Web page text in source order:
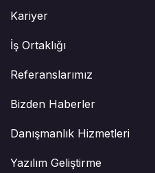
Kariyer
İş Ortaklığı
Referanslarımız
Bizden Haberler
Danışmanlık Hizmetleri
Yazılım Geliştirme